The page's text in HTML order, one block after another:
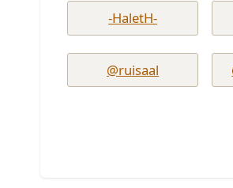
-HaletH-
@ruisaal